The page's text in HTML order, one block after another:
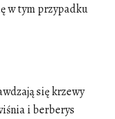
w tym przypadku
się krzewy
i berberys